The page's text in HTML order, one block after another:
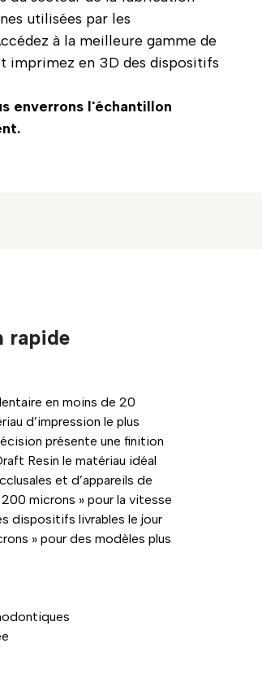
utilisées par les
à la meilleure gamme de
imprimez en 3D des dispositifs
enverrons l'échantillon
rapide
en moins de 20
d’impression le plus
présente une finition
Resin le matériau idéal
et d’appareils de
microns » pour la vitesse
dispositifs livrables le jour
» pour des modèles plus